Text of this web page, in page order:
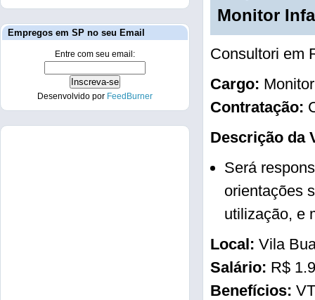
Empregos em SP no seu Email
Entre com seu email:
Desenvolvido por FeedBurner
Monitor
Consultori em
Cargo:
Contratação:
Descrição da
Será
orientações
utilização, e
Local: Vila
Salário: R$
Benefícios: